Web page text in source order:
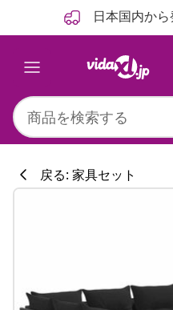
日本国内か
戻る: 家具セット